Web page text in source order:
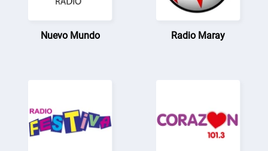
Nuevo Mundo Radio Maray